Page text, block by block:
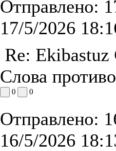
Отправлено:
17/5/2026
Re: Ekibastuz
Слова
0 0
Отправлено:
16/5/2026